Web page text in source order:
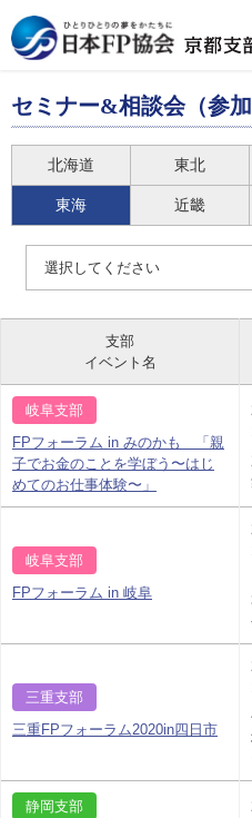
セミナー&相談会（参加
北海道 東北
東海 近畿
選択してください
支部
イベント名
岐阜支部
FPフォーラム in みのかも 「親
子でお金のことを学ぼう〜はじ
めてのお仕事体験〜」
岐阜支部
FPフォーラム in 岐阜
三重支部
三重FPフォーラム2020in四日市
静岡支部